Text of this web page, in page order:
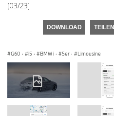
(03/23)
DOWNLOAD TEILEN
G60 · i5 · BMW i · 5er · Limousine